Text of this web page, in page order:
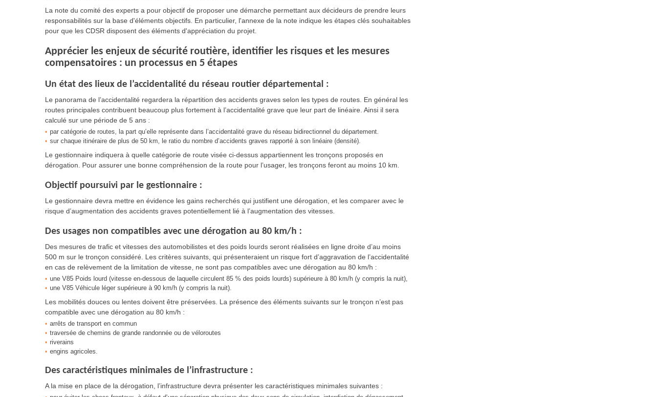
La note du comité des experts a pour objectif de proposer une démarche permettant aux décideurs de prendre leurs
responsabilités sur la base d'éléments objectifs. En particulier, l'annexe de la note indique les étapes clés souhaitables
pour que les CDSR disposent des éléments d'appréciation du projet.
Apprécier les enjeux de sécurité routière, identifier les risques et les mesures
compensatoires : un processus en 5 étapes
Un état des lieux de l’accidentalité du réseau routier départemental :
Le panorama de l’accidentalité regardera la répartition des accidents graves selon les types de routes. En général les
routes principales contribuent beaucoup plus fortement à l’accidentalité grave que leur part de linéaire. Ainsi il sera
calculé sur une période de 5 ans :
par catégorie de routes, la part qu’elle représente dans l’accidentalité grave du réseau bidirectionnel du département.
sur chaque itinéraire de plus de 50 km, le ratio du nombre d’accidents graves rapporté à son linéaire (densité).
Le gestionnaire indiquera à quelle catégorie de route visée ci-dessus appartiennent les tronçons proposés en
dérogation. Pour assurer une bonne compréhension de la route pour l’usager, les tronçons feront au moins 10 km.
Objectif poursuivi par le gestionnaire :
Le gestionnaire devra mettre en évidence les gains recherchés qui justifient une dérogation, et les comparer avec le
risque d’augmentation des accidents graves potentiellement lié à l’augmentation des vitesses.
Des usages non compatibles avec une dérogation au 80 km/h :
Des mesures de trafic et vitesses des automobilistes et des poids lourds seront réalisées en ligne droite d’au moins
500 m sur le tronçon considéré. Les critères suivants, qui présenteraient un risque fort d’aggravation de l’accidentalité
en cas de relèvement de la limitation de vitesse, ne sont pas compatibles avec une dérogation au 80 km/h :
une V85 Poids lourd (vitesse en-dessous de laquelle circulent 85 % des poids lourds) supérieure à 80 km/h (y compris la nuit),
une V85 Véhicule léger supérieure à 90 km/h (y compris la nuit).
Les mobilités douces ou lentes doivent être préservées. La présence des éléments suivants sur le tronçon n’est pas
compatible avec une dérogation au 80 km/h :
arrêts de transport en commun
traversée de chemins de grande randonnée ou de véloroutes
riverains
engins agricoles.
Des caractéristiques minimales de l’infrastructure :
A la mise en place de la dérogation, l’infrastructure devra présenter les caractéristiques minimales suivantes :